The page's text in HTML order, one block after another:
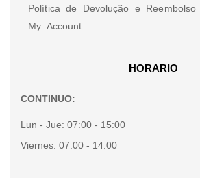
Política de Devolução e Reembolso
My Account
HORARIO
CONTINUO:
Lun - Jue: 07:00 - 15:00
Viernes: 07:00 - 14:00